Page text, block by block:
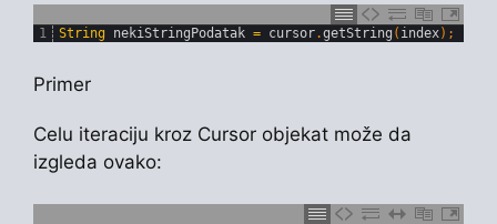
1 String nekiStringPodatak = cursor.getString ( index) ;
Primer
Celu iteraciju kroz Cursor objekat može da
izgleda ovako: